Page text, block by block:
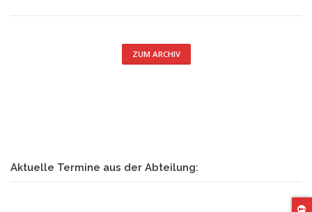
ZUM ARCHIV
Aktuelle Termine aus der Abteilung: